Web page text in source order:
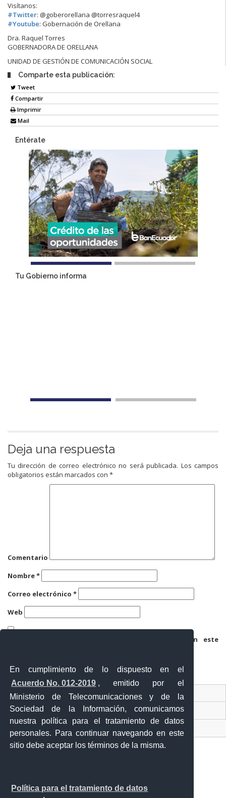
En cumplimiento de lo dispuesto en el
Acuerdo No. 012-2019 , emitido por el
Ministerio de Telecomunicaciones y de la
Sociedad de la Información, comunicamos
nuestra política para el tratamiento de datos
personales. Para continuar navegando en este
sitio debe aceptar los términos de la misma.
Política para el tratamiento de datos
Visítanos:
#Twitter: @goberorellana @torresraquel4
#Youtube: Gobernación de Orellana
Dra. Raquel Torres
GOBERNADORA DE ORELLANA
UNIDAD DE GESTIÓN DE COMUNICACIÓN SOCIAL
Comparte esta publicación:
Tweet
Compartir
Imprimir
Mail
Entérate
Tu Gobierno informa
Deja una respuesta
Tu dirección de correo electrónico no será publicada. Los campos
obligatorios están marcados con *
Comentario
Nombre*
Correo electrónico *
Web
Guarda mi nombre, correo electrónico y web en este
Contacto Ciudadano
Ventanilla Única de Comercio Exterior
Sistema Nacional de Información (SNI)
Calle 12 de febrero y Vicente Rocafuerte
Orellana - Ecuador